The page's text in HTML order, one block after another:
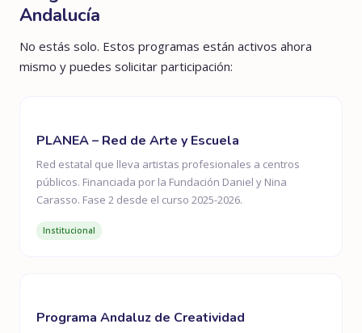
Andalucía
No estás solo. Estos programas están activos ahora
mismo y puedes solicitar participación:
PLANEA – Red de Arte y Escuela
Red estatal que lleva artistas profesionales a centros
públicos. Financiada por la Fundación Daniel y Nina
Carasso. Fase 2 desde el curso 2025-2026.
Institucional
Programa Andaluz de Creatividad